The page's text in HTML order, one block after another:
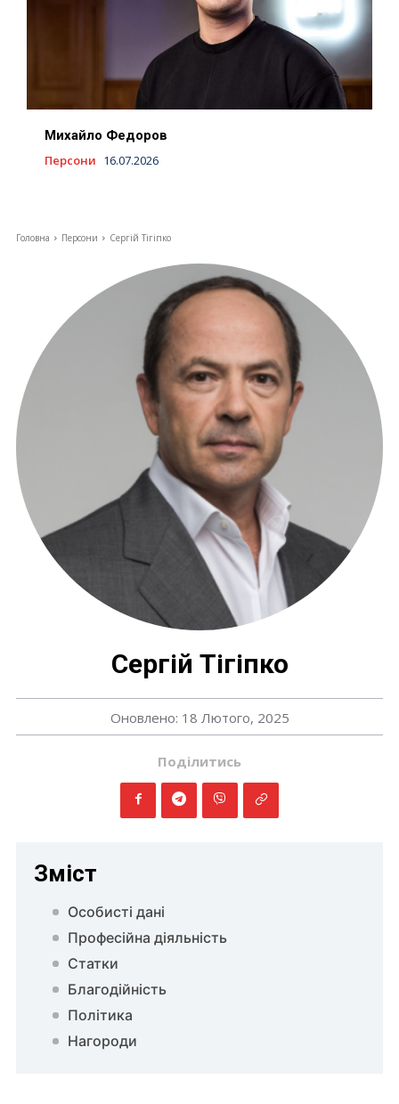
Михайло Федоров
Персони 16.07.2026